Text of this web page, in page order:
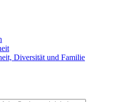
Diversität und Familie